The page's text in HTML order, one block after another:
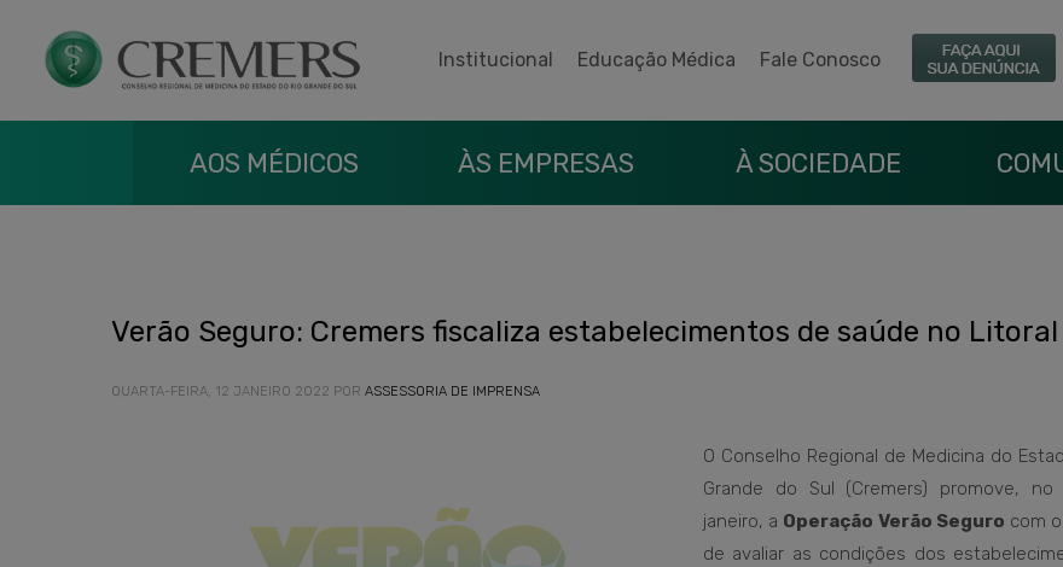
Institucional Educação Médica Fale Conosco
AOS MÉDICOS ÀS EMPRESAS À SOCIEDADE
Verão Seguro: Cremers fiscaliza estabelecimentos de saúde no Litoral
QUARTA-FEIRA, 12 JANEIRO 2022 POR ASSESSORIA DE IMPRENSA
O Conselho Regional de Medicina do
Grande do Sul (Cremers) promove,
janeiro, a Operação Verão Seguro com
de avaliar as condições dos